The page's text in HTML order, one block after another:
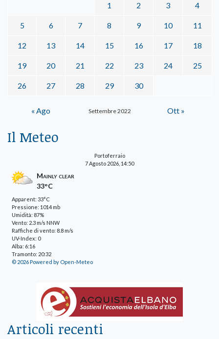
Settembre 2022
1 2 3 4
5 6 7 8 9 10 11
12 13 14 15 16 17 18
19 20 21 22 23 24 25
26 27 28 29 30
« Ago Ott »
Il Meteo
Portoferraio
7 Agosto 2026, 14:50
Mainly clear
33°C
Apparent: 33°C
Pressione: 1014 mb
Umidità: 87%
Vento: 2.3 m/s NNW
Raffiche di vento: 8.8 m/s
UV-Index: 0
Alba: 6:16
Tramonto: 20:32
© 2026 Powered by Open-Meteo
Articoli recenti